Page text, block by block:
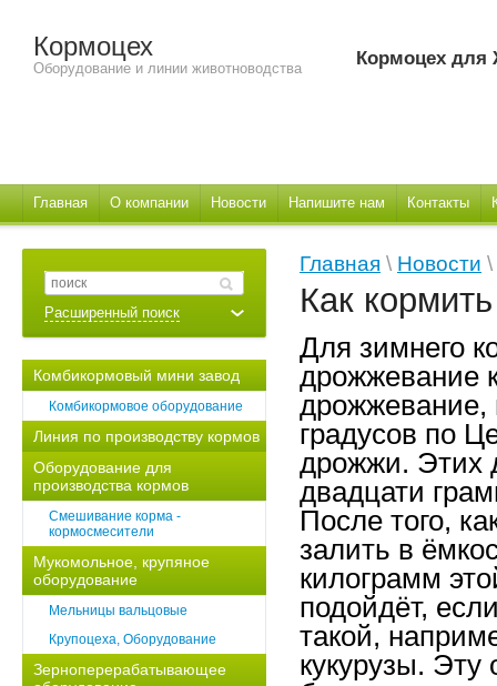
Кормоцех
Оборудование и линии животноводства Кормоцех для
Главная О компании Новости Напишите нам Контакты
Расширенный поиск
Комбикормовый мини завод
Комбикормовое оборудование
Линия по производству кормов
Оборудование для
производства кормов
Смешивание корма -
кормосмесители
Мукомольное, крупяное
оборудование
Мельницы вальцовые
Крупоцеха, Оборудование
Зерноперерабатывающее
Главная \ Новости
Как
Для зимнего
дрожжевание
дрожжевание,
градусов по
дрожжи. Этих
двадцати
После того,
залить в
килограмм
подойдёт,
такой,
кукурузы.